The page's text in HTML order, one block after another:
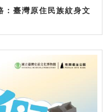
：臺灣原住民族紋身文